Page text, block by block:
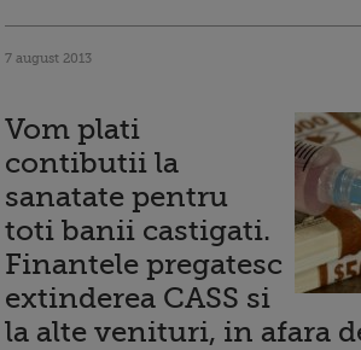
7 august 2013
Vom plati
contibutii la
sanatate pentru
toti banii castigati.
Finantele pregatesc
extinderea CASS si
la alte venituri, in afara